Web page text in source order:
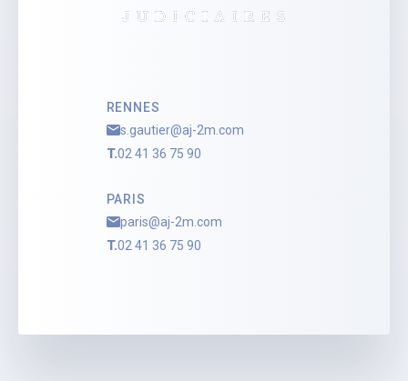
RENNES
s.gautier@aj-2m.com
T.02 41 36 75 90
PARIS
paris@aj-2m.com
T.02 41 36 75 90